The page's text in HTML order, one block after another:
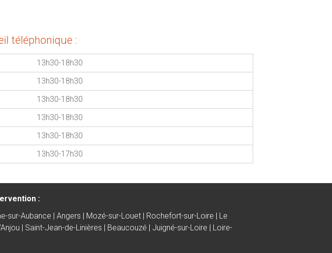
téléphonique :
13h30-18h30
13h30-18h30
13h30-18h30
13h30-18h30
13h30-18h30
13h30-17h30
:
sur-Aubance | Angers | Mozé-sur-Louet | Rochefort-sur-Loire | Le
| Saint-Jean-de-Linières | Beaucouzé | Juigné-sur-Loire | Loire-